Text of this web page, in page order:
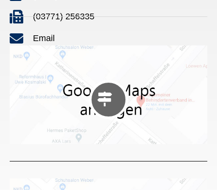
(03771) 256335
Email